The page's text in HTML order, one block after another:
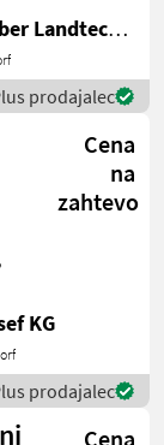
Amselgruber Landtechnik GmbH
prodajalec
Cena
na
zahtevo
KG
prodajalec
Cena